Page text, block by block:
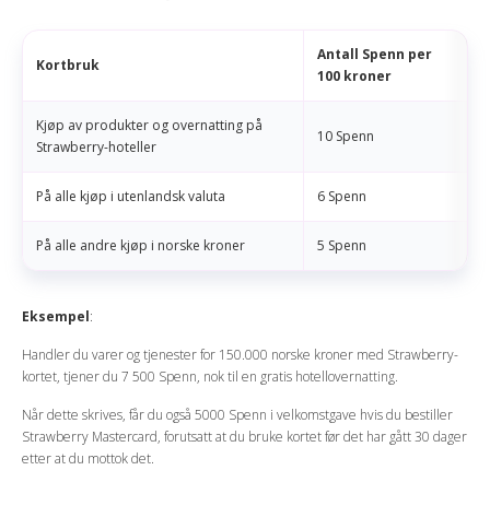
Kortbruk
Antall Spenn per
100 kroner
Kjøp av produkter og overnatting på
Strawberry-hoteller
10 Spenn
På alle kjøp i utenlandsk valuta 6 Spenn
På alle andre kjøp i norske kroner 5 Spenn
Eksempel:
Handler du varer og tjenester for 150.000 norske kroner med Strawberry-
kortet, tjener du 7 500 Spenn, nok til en gratis hotellovernatting.
Når dette skrives, får du også 5000 Spenn i velkomstgave hvis du bestiller
Strawberry Mastercard, forutsatt at du bruke kortet før det har gått 30 dager
etter at du mottok det.